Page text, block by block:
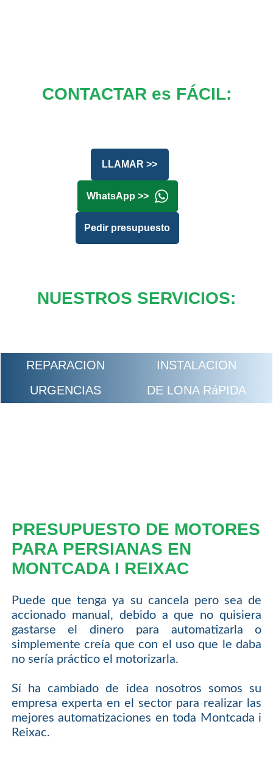
CONTACTAR es FÁCIL:
LLAMAR >>
WhatsApp >>
Pedir presupuesto
NUESTROS SERVICIOS:
REPARACION
INSTALACION
URGENCIAS
DE LONA RáPIDA
PRESUPUESTO DE MOTORES
PARA PERSIANAS EN
MONTCADA I REIXAC
Puede que tenga ya su cancela pero sea de
accionado manual, debido a que no quisiera
gastarse el dinero para automatizarla o
simplemente creía que con el uso que le daba
no sería práctico el motorizarla.
Sí ha cambiado de idea nosotros somos su
empresa experta en el sector para realizar las
mejores automatizaciones en toda Montcada i
Reixac.